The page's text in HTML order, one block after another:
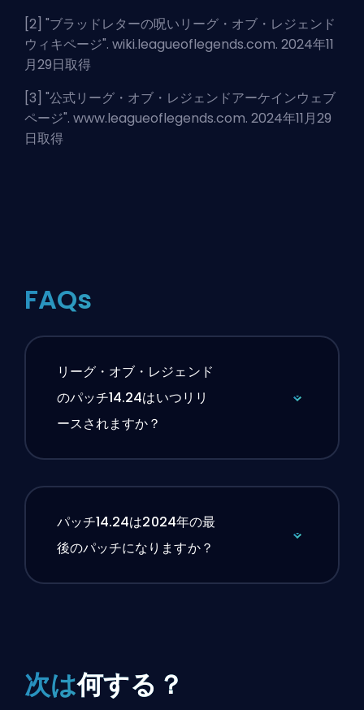
[2] "ブラッドレターの呪いリーグ・オブ・レジェンド
ウィキページ". wiki.leagueoflegends.com. 2024年11
月29日取得
[3] "公式リーグ・オブ・レジェンドアーケインウェブ
ページ". www.leagueoflegends.com. 2024年11月29
日取得
FAQs
リーグ・オブ・レジェンド
のパッチ14.24はいつリリ
ースされますか？
パッチ14.24は2024年の最
後のパッチになりますか？
次は何する？